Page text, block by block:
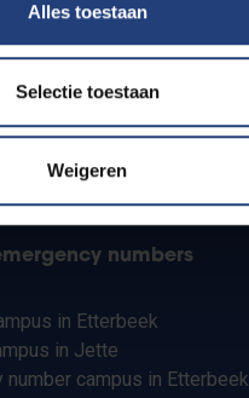
Alles toestaan
Selectie toestaan
Weigeren
secondary schools
numbers
in Etterbeek
in Jette
number campus in Etterbeek